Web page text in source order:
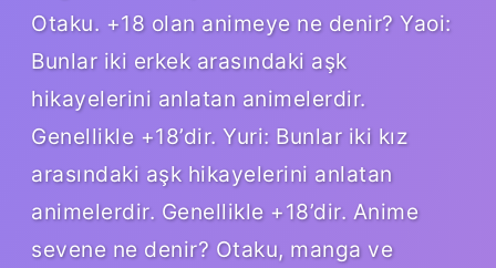
Otaku. +18 olan animeye ne denir? Yaoi:
Bunlar iki erkek arasındaki aşk
hikayelerini anlatan animelerdir.
Genellikle +18’dir. Yuri: Bunlar iki kız
arasındaki aşk hikayelerini anlatan
animelerdir. Genellikle +18’dir. Anime
sevene ne denir? Otaku, manga ve